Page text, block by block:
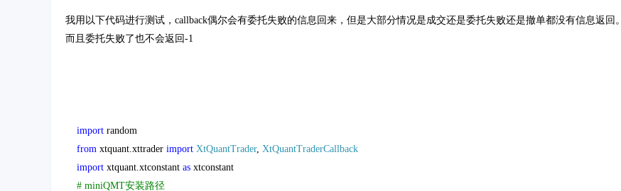
我用以下代码进行测试，callback偶尔会有委托失败的信息回来，但是大部分情况是成交还是委托失败还是撤单都没有信息返回。
而且委托失败了也不会返回-1
import random
from xtquant.xttrader import XtQuantTrader, XtQuantTraderCallback
import xtquant.xtconstant as xtconstant
# miniQMT安装路径